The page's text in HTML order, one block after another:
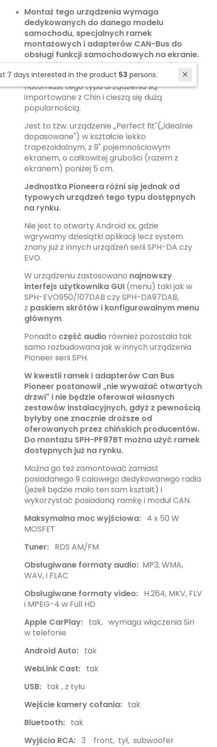
Montaż tego urządzenia wymaga
dedykowanych do danego modelu
samochodu, specjalnych ramek
montażowych i adapterów CAN-Bus do
obsługi funkcji samochodowych na ekranie.
Model jakiego dotychczas nie było w ofercie
Pioneera ani żadnej innej „markowej firmy",
natomiast tego typu urządzenia są
importowane z Chin i cieszą się dużą
popularnością.
Jest to tzw. urządzenie „Perfect fit"(„idealnie
dopasowane") w kształcie lekko
trapezoidalnym, z 9" pojemnościowym
ekranem, o całkowitej grubości (razem z
ekranem) poniżej 5 cm.
Jednostka Pioneera różni się jednak od
typowych urządzeń tego typu dostępnych
na rynku.
Nie jest to otwarty Android xx, gdzie
wgrywamy dziesiątki aplikacji lecz system
znany już z innych urządzeń serii SPH-DA czy
EVO.
W urządzeniu zastosowano najnowszy
interfejs użytkownika GUI (menu) taki jak w
SPH-EVO950/107DAB czy SPH-DA97DAB,
z paskiem skrótów i konfigurowalnym menu
głównym.
Ponadto część audio również pozostała tak
samo rozbudowana jak w innych urządzenia
Pioneer serii SPH.
W kwestii ramek i adapterów Can Bus
Pioneer postanowił „nie wyważać otwartych
drzwi" i nie będzie oferował własnych
zestawów instalacyjnych, gdyż z pewnością
byłyby one znacznie droższe od
oferowanych przez chińskich producentów.
Do montażu SPH-PF97BT można użyć ramek
dostępnych już na rynku.
Można go też zamontować zamiast
posiadanego 9 calowego dedykowanego radia
(jeżeli będzie mało ten sam kształt) i
wykorzystać posiadaną ramkę i moduł CAN.
Maksymalna moc wyjściowa: 4 x 50 W
MOSFET
Tuner: RDS AM/FM
Obsługiwane formaty audio: MP3, WMA,
WAV, i FLAC
Obsługiwane formaty video: H.264, MKV, FLV
i MPEG-4 w Full HD
Apple CarPlay: tak, wymaga włączenia Siri
w telefonie
Android Auto: tak
WebLink Cast: tak
USB: tak , z tyłu
Wejście kamery cofania: tak
Bluetooth: tak
Wyjścia RCA: 3 front, tył, subwoofer
In last 7 days interested in the product53persons.